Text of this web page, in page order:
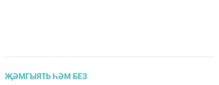
ҖӘМГЫЯТЬ ҺӘМ БЕЗ